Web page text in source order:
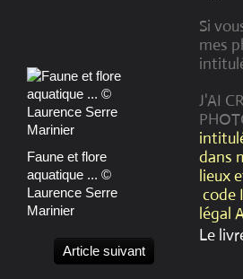
Faune et flore
aquatique ... ©
Laurence Serre
Marinier
Article suivant
Si
mes
J'AI
dans
lieux
code
légal
Le